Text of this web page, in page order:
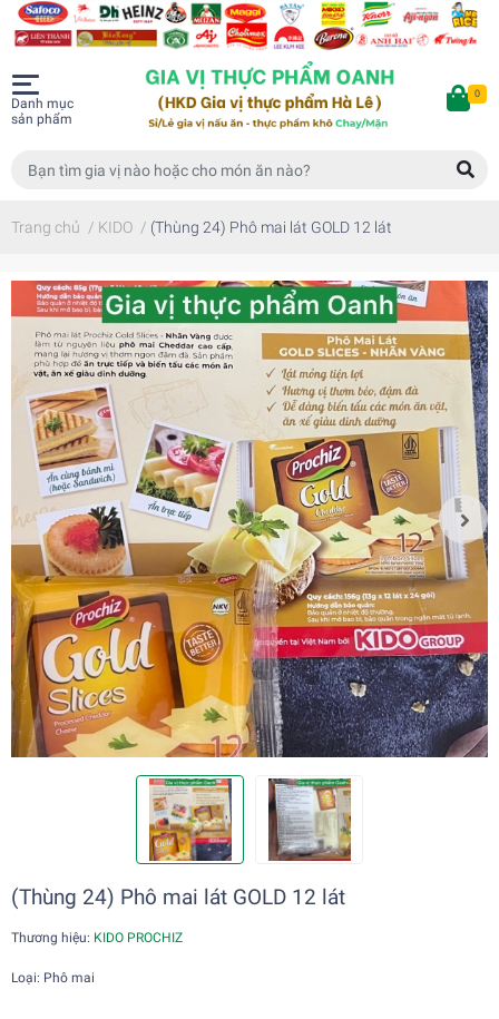
Danh mục
sản phẩm
0
Trang chủ / KIDO / (Thùng 24) Phô mai lát GOLD 12 lát
(Thùng 24) Phô mai lát GOLD 12 lát
Thương hiệu: KIDO PROCHIZ
Loại: Phô mai